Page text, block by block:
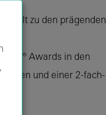
zählt zu den prägenden
Awards in den
und einer 2-fach-